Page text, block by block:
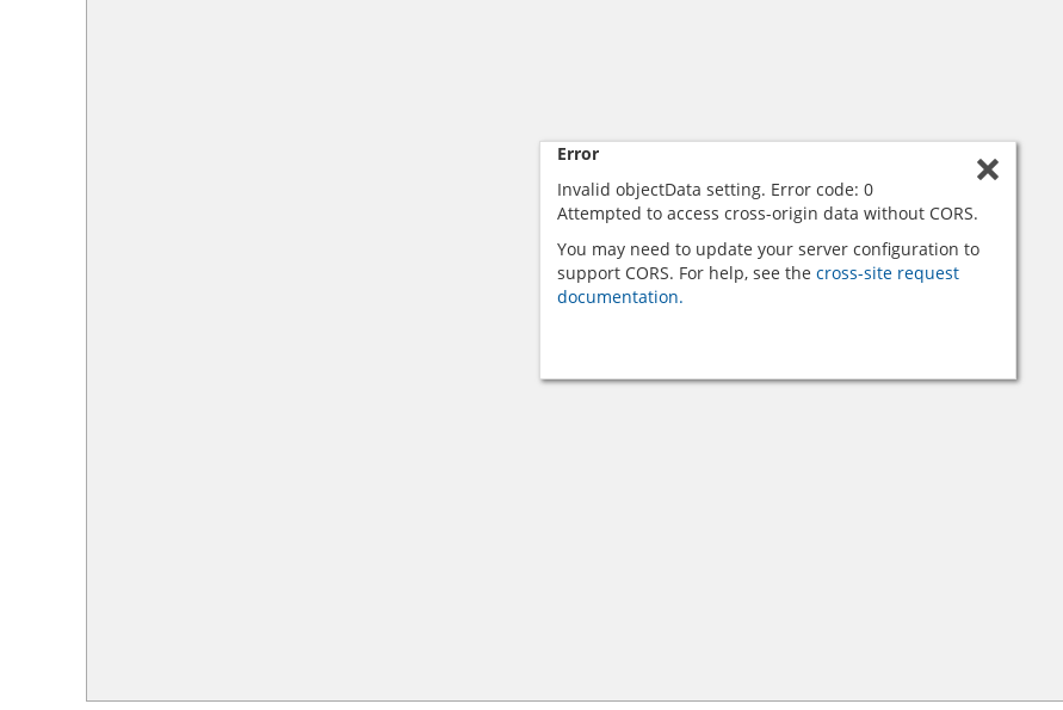
Error
Invalid objectData setting. Error code: 0
Attempted to access cross-origin data without CORS.
You may need to update your server configuration to
support CORS. For help, see the cross-site request
documentation.